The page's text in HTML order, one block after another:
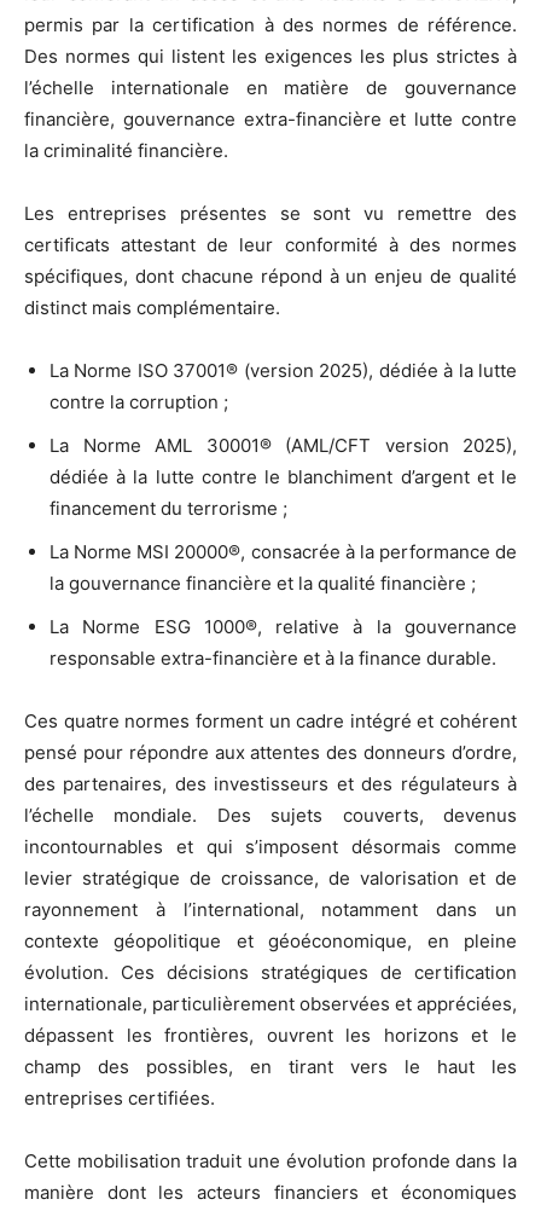
permis par la certification à des normes de référence.
Des normes qui listent les exigences les plus strictes à
l’échelle internationale en matière de gouvernance
financière, gouvernance extra-financière et lutte contre
la criminalité financière.
Les entreprises présentes se sont vu remettre des
certificats attestant de leur conformité à des normes
spécifiques, dont chacune répond à un enjeu de qualité
distinct mais complémentaire.
La Norme ISO 37001® (version 2025), dédiée à la lutte
contre la corruption ;
La Norme AML 30001® (AML/CFT version 2025),
dédiée à la lutte contre le blanchiment d’argent et le
financement du terrorisme ;
La Norme MSI 20000®, consacrée à la performance de
la gouvernance financière et la qualité financière ;
La Norme ESG 1000®, relative à la gouvernance
responsable extra-financière et à la finance durable.
Ces quatre normes forment un cadre intégré et cohérent
pensé pour répondre aux attentes des donneurs d’ordre,
des partenaires, des investisseurs et des régulateurs à
l’échelle mondiale. Des sujets couverts, devenus
incontournables et qui s’imposent désormais comme
levier stratégique de croissance, de valorisation et de
rayonnement à l’international, notamment dans un
contexte géopolitique et géoéconomique, en pleine
évolution. Ces décisions stratégiques de certification
internationale, particulièrement observées et appréciées,
dépassent les frontières, ouvrent les horizons et le
champ des possibles, en tirant vers le haut les
entreprises certifiées.
Cette mobilisation traduit une évolution profonde dans la
manière dont les acteurs financiers et économiques